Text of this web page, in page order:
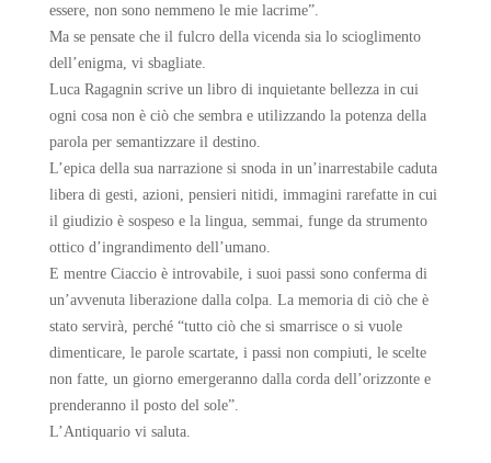
essere, non sono nemmeno le mie lacrime”.
Ma se pensate che il fulcro della vicenda sia lo scioglimento
dell’enigma, vi sbagliate.
Luca Ragagnin scrive un libro di inquietante bellezza in cui
ogni cosa non è ciò che sembra e utilizzando la potenza della
parola per semantizzare il destino.
L’epica della sua narrazione si snoda in un’inarrestabile caduta
libera di gesti, azioni, pensieri nitidi, immagini rarefatte in cui
il giudizio è sospeso e la lingua, semmai, funge da strumento
ottico d’ingrandimento dell’umano.
E mentre Ciaccio è introvabile, i suoi passi sono conferma di
un’avvenuta liberazione dalla colpa. La memoria di ciò che è
stato servirà, perché “tutto ciò che si smarrisce o si vuole
dimenticare, le parole scartate, i passi non compiuti, le scelte
non fatte, un giorno emergeranno dalla corda dell’orizzonte e
prenderanno il posto del sole”.
L’Antiquario vi saluta.